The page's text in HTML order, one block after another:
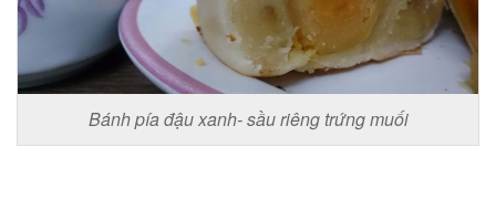
Bánh pía đậu xanh- sầu riêng trứng muối